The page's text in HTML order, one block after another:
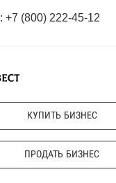
+7 (800) 222-45-12
КУПИТЬ БИЗНЕС
ПРОДАТЬ БИЗНЕС